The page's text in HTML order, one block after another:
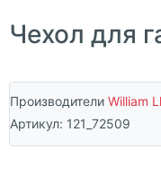
Чехол для
Производители William
Артикул: 121_72509